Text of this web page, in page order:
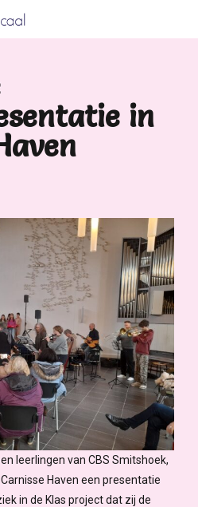
in
leerlingen van CBS Smitshoek,
Haven een presentatie
in de Klas project dat zij de